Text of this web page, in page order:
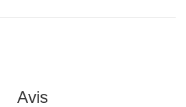
Avis